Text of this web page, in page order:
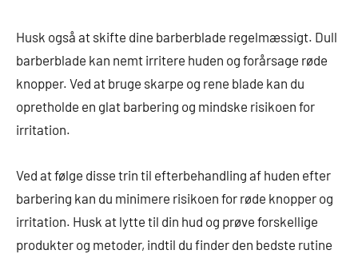
Husk også at skifte dine barberblade regelmæssigt. Dull
barberblade kan nemt irritere huden og forårsage røde
knopper. Ved at bruge skarpe og rene blade kan du
opretholde en glat barbering og mindske risikoen for
irritation.
Ved at følge disse trin til efterbehandling af huden efter
barbering kan du minimere risikoen for røde knopper og
irritation. Husk at lytte til din hud og prøve forskellige
produkter og metoder, indtil du finder den bedste rutine